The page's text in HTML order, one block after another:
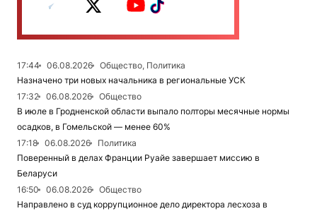
17:44 06.08.2026
Общество, Политика
Назначено три новых начальника в региональные УСК
17:32
06.08.2026
Общество
В июле в Гродненской области выпало полторы месячные нормы
осадков, в Гомельской — менее 60%
17:18
06.08.2026
Политика
Поверенный в делах Франции Руайе завершает миссию в
Беларуси
16:50
06.08.2026
Общество
Направлено в суд коррупционное дело директора лесхоза в